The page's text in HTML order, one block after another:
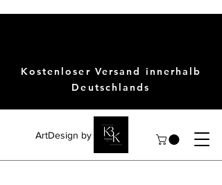
ArtDesign by KBK
Kostenloser Versand innerhalb
Deutschlands